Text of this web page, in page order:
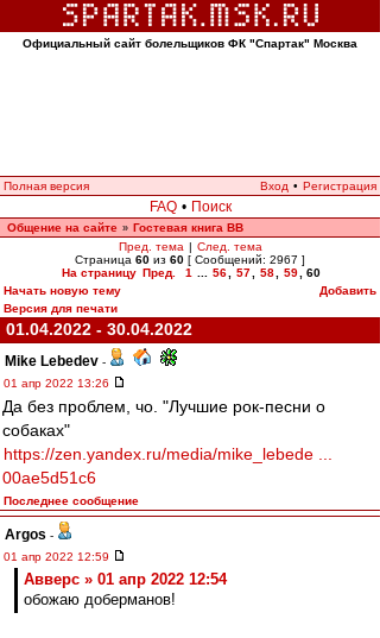
Официальный сайт болельщиков ФК "Спартак" Москва
Полная версия Вход • Регистрация
FAQ • Поиск
Общение на сайте » Гостевая книга ВВ
Пред. тема | След. тема
Страница 60 из 60 [ Сообщений: 2967 ]
На страницу Пред. 1 56 57 58 59
60
Начать новую тему
Добавить
Версия для печати
01.04.2022 - 30.04.2022
Mike Lebedev -
01 апр 2022 13:26
Да без проблем, чо. "Лучшие рок-песни о
собаках"
https://zen.yandex.ru/media/mike_lebede ...
00ae5d51c6
Последнее сообщение
Argos -
01 апр 2022 12:59
Авверс » 01 апр 2022 12:54
обожаю доберманов!